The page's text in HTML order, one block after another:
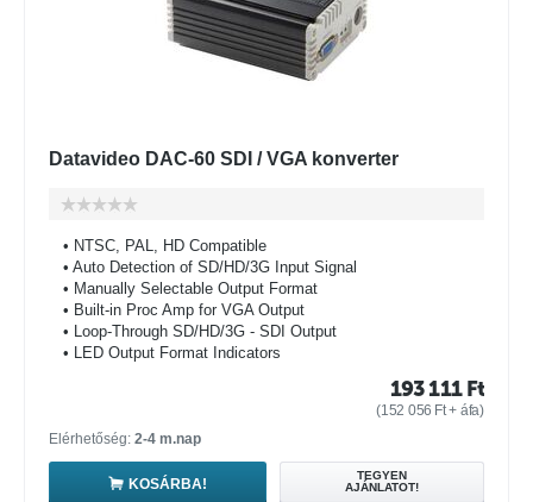
Datavideo DAC-60 SDI / VGA konverter
• NTSC, PAL, HD Compatible
• Auto Detection of SD/HD/3G Input Signal
• Manually Selectable Output Format
• Built-in Proc Amp for VGA Output
• Loop-Through SD/HD/3G - SDI Output
• LED Output Format Indicators
193 111 Ft
(152 056 Ft+ áfa)
Elérhetőség: 2-4 m.nap
KOSÁRBA!
TEGYEN
AJÁNLATOT!